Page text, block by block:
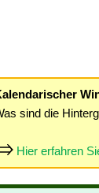
sind die
Hier erfahren